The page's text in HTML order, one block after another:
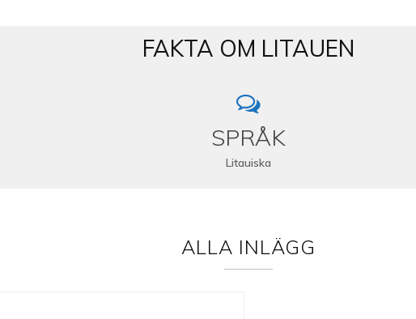
FAKTA OM LITAUEN
SPRÅK
Litauiska
ALLA INLÄGG